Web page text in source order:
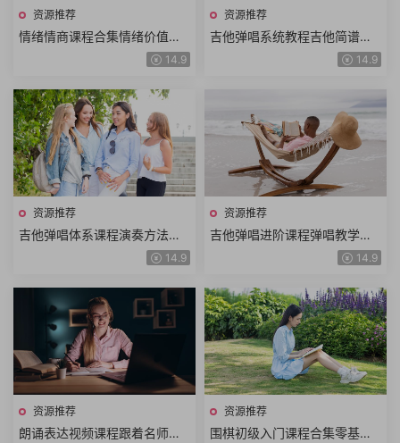
资源推荐
情绪情商课程合集情绪价值洞
悉人性提高情商人际交往沟通
14.9
资源推荐
吉他弹唱系统教程吉他简谱曲
谱300首吉他从入门到进阶到
高阶体系大课157小课时
14.9
资源推荐
吉他弹唱体系课程演奏方法吉
他乐理音阶设计扫弦方法吉他
和弦识谱记谱系统化教学
14.9
资源推荐
吉他弹唱进阶课程弹唱教学前
奏示范前奏教学全曲示范全曲
14.9
资源推荐
朗诵表达视频课程跟着名师学
资源推荐
围棋初级入门课程合集零基础